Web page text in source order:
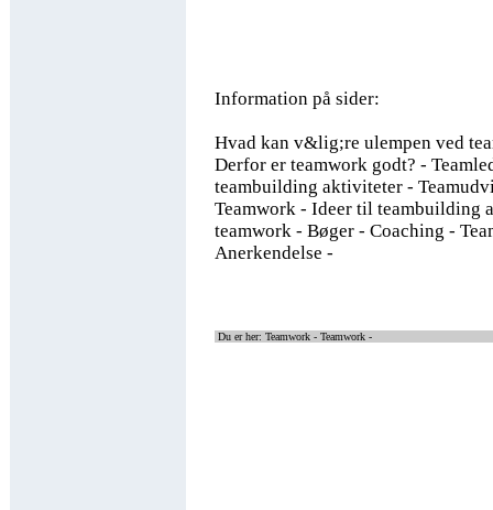
Information på sider:
Hvad kan v&lig;re ulempen ved
Derfor er teamwork godt? -
teambuilding aktiviteter -
Teamwork - Ideer til teambuilding
teamwork - Bøger - Coaching -
Anerkendelse -
Du er her: Teamwork - Teamwork -